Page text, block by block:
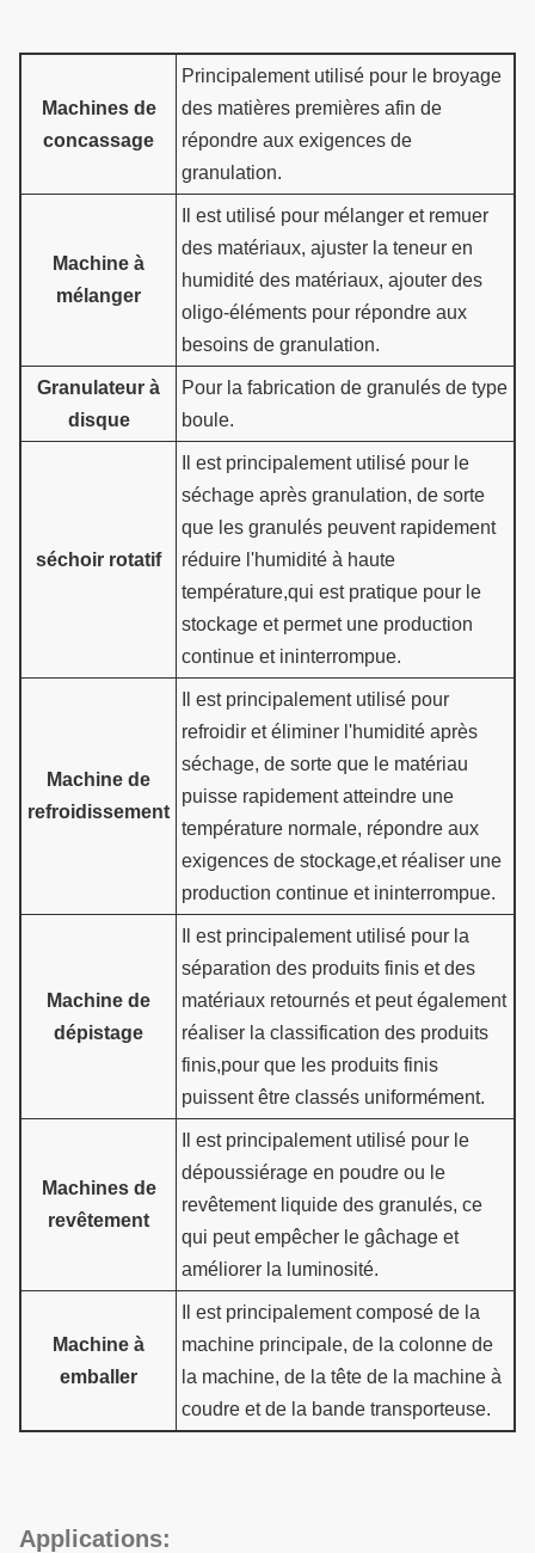
Machines de
concassage
Principalement utilisé pour le broyage
des matières premières afin de
répondre aux exigences de
granulation.
Machine à
mélanger
Il est utilisé pour mélanger et remuer
des matériaux, ajuster la teneur en
humidité des matériaux, ajouter des
oligo-éléments pour répondre aux
besoins de granulation.
Granulateur à
disque
Pour la fabrication de granulés de type
boule.
séchoir rotatif
Il est principalement utilisé pour le
séchage après granulation, de sorte
que les granulés peuvent rapidement
réduire l'humidité à haute
température,qui est pratique pour le
stockage et permet une production
continue et ininterrompue.
Machine de
refroidissement
Il est principalement utilisé pour
refroidir et éliminer l'humidité après
séchage, de sorte que le matériau
puisse rapidement atteindre une
température normale, répondre aux
exigences de stockage,et réaliser une
production continue et ininterrompue.
Machine de
dépistage
Il est principalement utilisé pour la
séparation des produits finis et des
matériaux retournés et peut également
réaliser la classification des produits
finis,pour que les produits finis
puissent être classés uniformément.
Machines de
revêtement
Il est principalement utilisé pour le
dépoussiérage en poudre ou le
revêtement liquide des granulés, ce
qui peut empêcher le gâchage et
améliorer la luminosité.
Machine à
emballer
Il est principalement composé de la
machine principale, de la colonne de
la machine, de la tête de la machine à
coudre et de la bande transporteuse.
Applications: